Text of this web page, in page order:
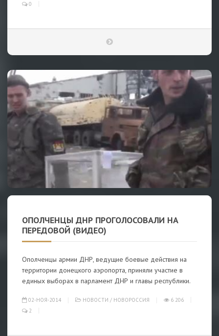
0
ОПОЛЧЕНЦЫ ДНР ПРОГОЛОСОВАЛИ НА
ПЕРЕДОВОЙ (ВИДЕО)
Ополченцы армии ДНР, ведущие боевые действия на
территории донецкого аэропорта, приняли участие в
единых выборах в парламент ДНР и главы республики.
02-НОЯ-2014 НОВОСТИ / НОВОРОССИЯ
6 206
2